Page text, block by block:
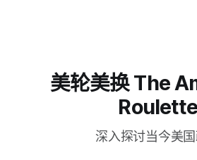
美轮美换 The
Roulette
深入探讨当今美